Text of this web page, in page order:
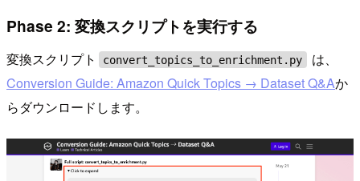
Phase 2: 変換スクリプトを実行する
変換スクリプト convert_topics_to_enrichment.py
は、
Conversion Guide: Amazon Quick Topics → Dataset Q&Aか
らダウンロードします。